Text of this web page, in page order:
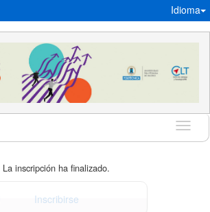
Idioma
Idioma
La inscripción ha finalizado.
Inscribirse